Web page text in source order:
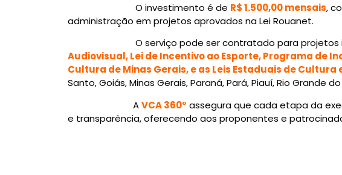
O investimento é de R$ 1.500,00 mensais,
administração em projetos aprovados na Lei Rouanet.
O serviço pode ser contratado para projetos
Audiovisual, Lei de Incentivo ao Esporte, Programa de
Cultura de Minas Gerais, e as Leis Estaduais de Cultura
Santo, Goiás, Minas Gerais, Paraná, Pará, Piauí, Rio Grande
AVCA 360° assegura que cada etapa da
e transparência, oferecendo aos proponentes e